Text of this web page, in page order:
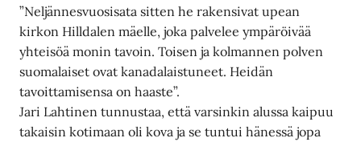
”Neljännesvuosisata sitten he rakensivat upean
kirkon Hilldalen mäelle, joka palvelee ympäröivää
yhteisöä monin tavoin. Toisen ja kolmannen polven
suomalaiset ovat kanadalaistuneet. Heidän
tavoittamisensa on haaste”.
Jari Lahtinen tunnustaa, että varsinkin alussa kaipuu
takaisin kotimaan oli kova ja se tuntui hänessä jopa